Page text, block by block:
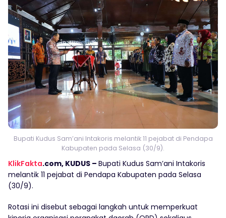
Bupati Kudus Sam’ani Intakoris melantik 11 pejabat di Pendapa
Kabupaten pada Selasa (30/9).
KlikFakta.com, KUDUS – Bupati Kudus Sam’ani Intakoris
melantik 11 pejabat di Pendapa Kabupaten pada Selasa
(30/9).
Rotasi ini disebut sebagai langkah untuk memperkuat